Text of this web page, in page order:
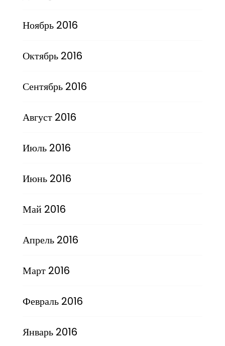
Ноябрь 2016
Октябрь 2016
Сентябрь 2016
Август 2016
Июль 2016
Июнь 2016
Май 2016
Апрель 2016
Март 2016
Февраль 2016
Январь 2016